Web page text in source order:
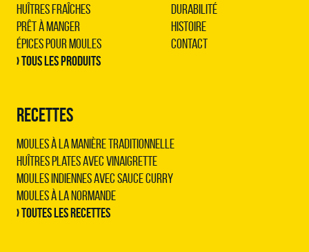
Huîtres Fraîches
Prêt à Manger
Épices pour Moules
› Tous les produits
RECETTES
Moules à la manière traditionnelle
Huîtres plates avec vinaigrette
Moules indiennes avec sauce curry
Moules à la normande
› Toutes les recettes
Durabilité
Histoire
Contact